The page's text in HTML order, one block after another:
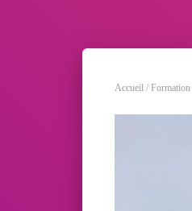
Accueil / Formation